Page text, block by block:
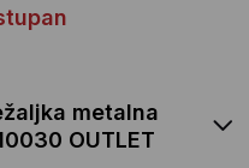
metalna
OUTLET